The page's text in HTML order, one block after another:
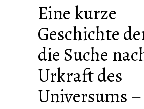
Eine kurze
Geschichte
die Suche
Urkraft des
Universums